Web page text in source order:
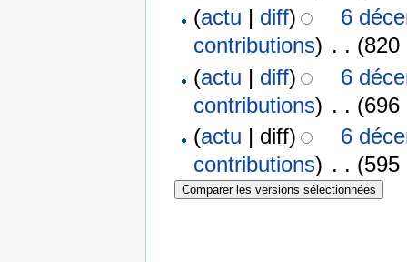
(actu | diff)
6
contributions) . . (820
(actu | diff)
6
contributions) . . (696
(actu | diff)
6
contributions) . . (595